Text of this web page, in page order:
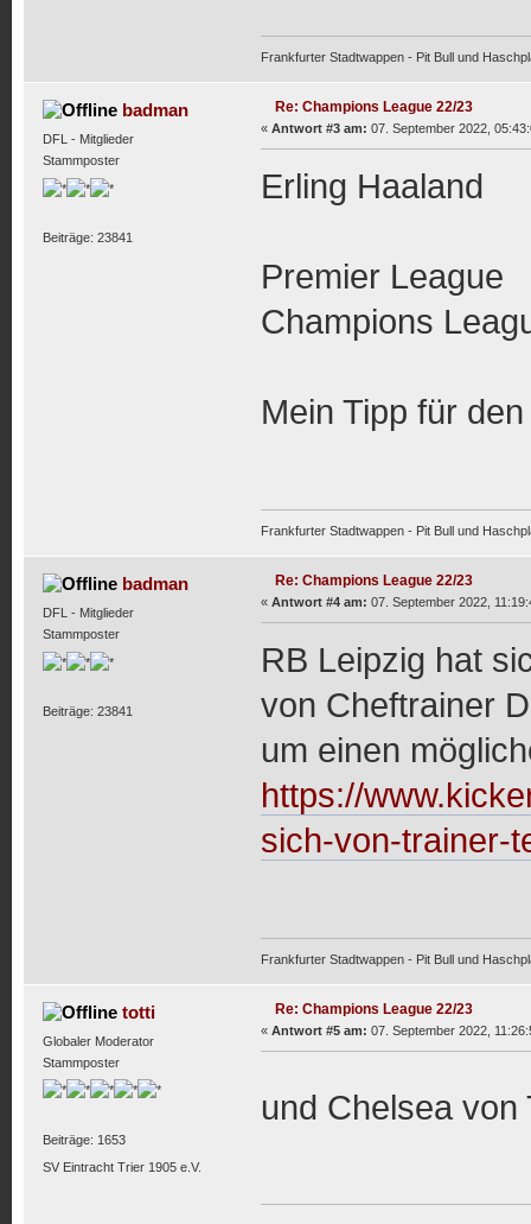
Frankfurter Stadtwappen - Pit Bull und
badman
DFL - Mitglieder
Stammposter
Beiträge: 23841
Re: Champions League 22/23
« Antwort #3 am: 07. September 2022,
Erling Haaland
Premier
Champions
Mein Tipp für
Frankfurter Stadtwappen - Pit Bull und
badman
DFL - Mitglieder
Stammposter
Beiträge: 23841
Re: Champions League 22/23
« Antwort #4 am: 07. September 2022,
RB Leipzig hat
von Cheftrainer
um einen
https://
sich-von-trainer-
Frankfurter Stadtwappen - Pit Bull und
totti
Globaler Moderator
Stammposter
Beiträge: 1653
SV Eintracht Trier 1905 e.V.
Re: Champions League 22/23
« Antwort #5 am: 07. September 2022,
und Chelsea